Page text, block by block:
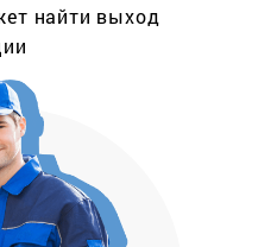
найти выход